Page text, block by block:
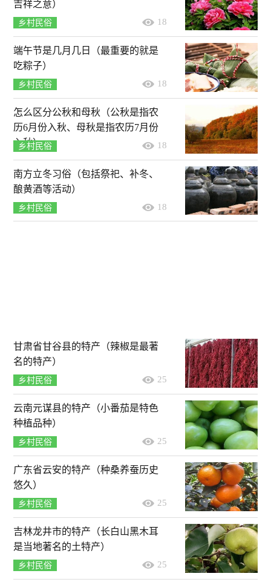
吉祥之意）
乡村民俗 18
端午节是几月几日（最重要的就是
吃粽子）
乡村民俗 18
怎么区分公秋和母秋（公秋是指农
历6月份入秋、母秋是指农历7月份
入秋）
乡村民俗 18
南方立冬习俗（包括祭祀、补冬、
酿黄酒等活动）
乡村民俗 18
甘肃省甘谷县的特产（辣椒是最著
名的特产）
乡村民俗 25
云南元谋县的特产（小番茄是特色
种植品种）
乡村民俗 25
广东省云安的特产（种桑养蚕历史
悠久）
乡村民俗 25
吉林龙井市的特产（长白山黑木耳
是当地著名的土特产）
乡村民俗 25